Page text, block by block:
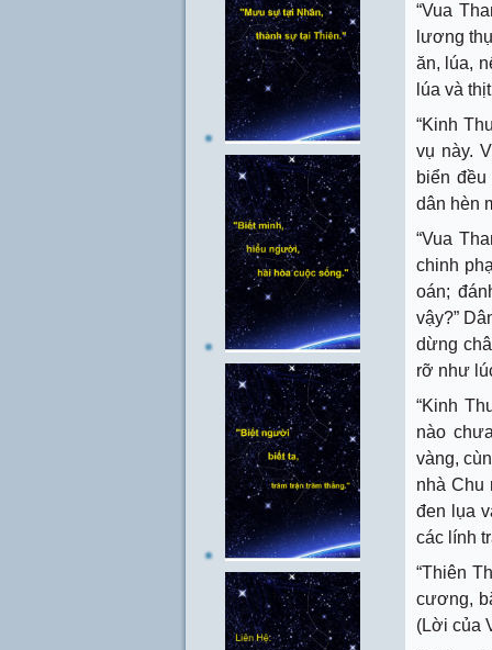
“Vua
lương
ăn, lúa,
lúa và
“Kinh
vụ này.
biển
dân hèn
“Vua
chinh
oán;
vậy?”
dừng
rỡ như
“Kinh
nào
vàng,
nhà Chu
đen lụa
các lính
“Thiên
cương,
(Lời của